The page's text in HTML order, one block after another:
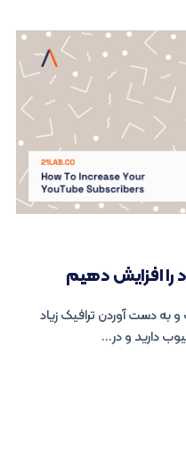
افزایش دهیم
و به دست آوردن ترافیک زیاد